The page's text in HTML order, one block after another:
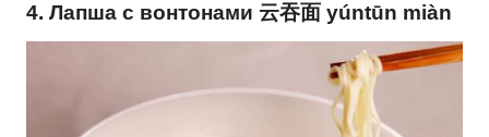
4. Лапша с вонтонами 云吞面 yúntūn miàn